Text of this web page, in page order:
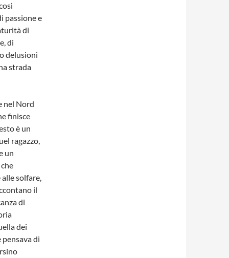
passione e
di
di
delusioni
strada
nel Nord
finisce
è un
ragazzo,
un
solfare,
il
di
dei
di